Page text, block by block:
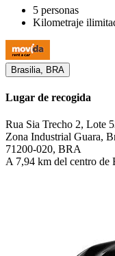
5 personas
Kilometraje
Brasilia, BRA
Lugar de recogida
Rua Sia Trecho 2, Lote
Zona Industrial Guara,
71200-020, BRA
A 7,94 km del centro de